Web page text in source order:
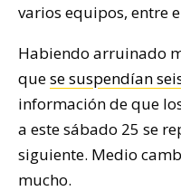
varios equipos, entre
Habiendo arruinado
quese suspendían
información de que
a este sábado 25 se
siguiente. Medio
mucho.